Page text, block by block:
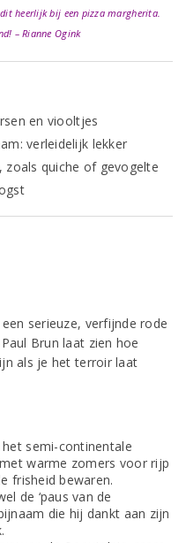
heerlijk bij een pizza margherita.
– Rianne Ogink
en viooltjes
verleidelijk lekker
quiche of gevogelte
serieuze, verfijnde rode
Brun laat zien hoe
als je het terroir laat
semi-continentale
warme zomers voor rijp
frisheid bewaren.
de ‘paus van de
die hij dankt aan zijn